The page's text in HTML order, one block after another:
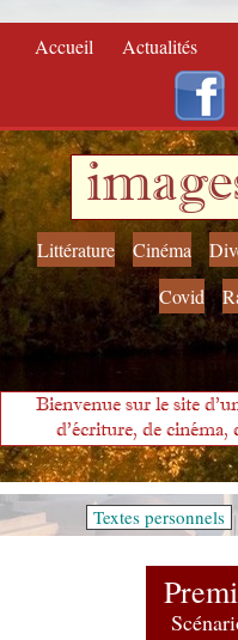
Accueil Actualités
Littérature Cinéma
Covid
Bienvenue sur le site
d'écriture, de cinéma,
Textes personnels